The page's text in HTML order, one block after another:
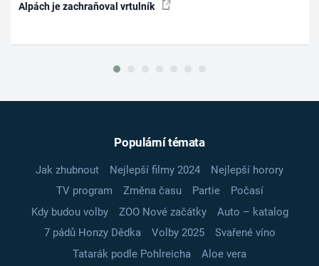
Alpách je zachraňoval vrtulník
Populární témata
Jak zhubnout Nejlepší filmy 2024
Nejlepší horory
TV program
Změna času Partie
Počasí
Kdy budou volby
ZOO Nové začátky
Auto – katalog
7 pádů Honzy Dědka
Volby 2025
Svařené víno
Tatarák podle Pohlreicha
Aloe vera